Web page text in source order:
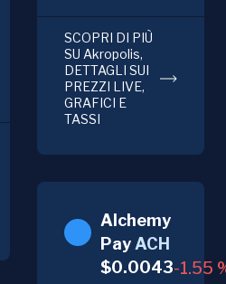
SCOPRI DI PIÙ
SU Akropolis,
DETTAGLI SUI
PREZZI LIVE,
GRAFICI E
TASSI
Alchemy
Pay ACH
$0.0043-1.55